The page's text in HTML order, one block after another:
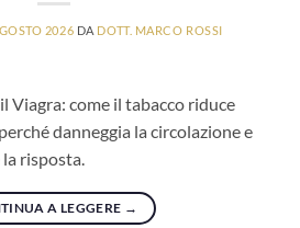
2026 DA DOTT. MARCO ROSSI
Viagra: come il tabacco riduce
danneggia la circolazione e
risposta.
A LEGGERE →